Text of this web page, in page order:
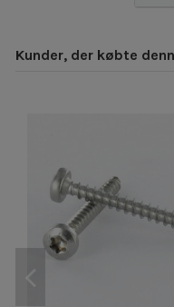
Kunder, der købte